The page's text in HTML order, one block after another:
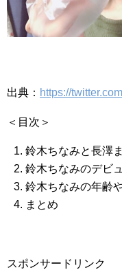
出典： https://
＜目次＞
鈴木ちなみと長澤
鈴木ちなみのデビ
鈴木ちなみの年齢
まとめ
スポンサードリンク